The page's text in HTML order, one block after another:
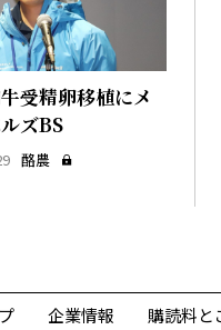
受精卵移植にメ
ズBS
酪農
企業情報 購読料と